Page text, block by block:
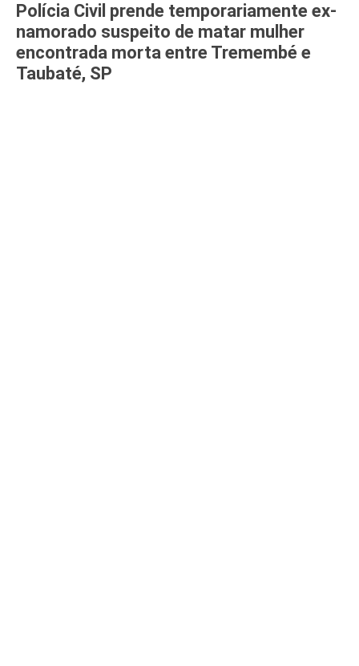
Polícia Civil prende temporariamente ex-
namorado suspeito de matar mulher
encontrada morta entre Tremembé e
Taubaté, SP